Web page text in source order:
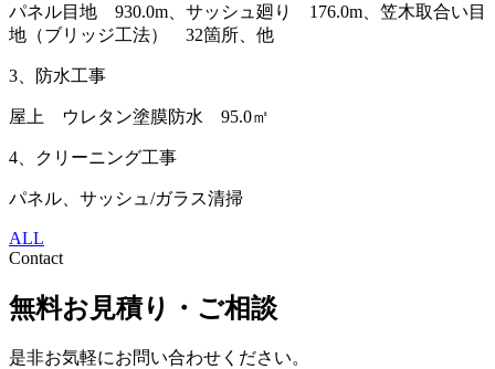
パネル目地 930.0m、サッシュ廻り 176.0m、笠木取合い目
地（ブリッジ工法） 32箇所、他
3、防水工事
屋上 ウレタン塗膜防水 95.0㎡
4、クリーニング工事
パネル、サッシュ/ガラス清掃
ALL
Contact
無料お見積り・ご相談
是非お気軽にお問い合わせください。